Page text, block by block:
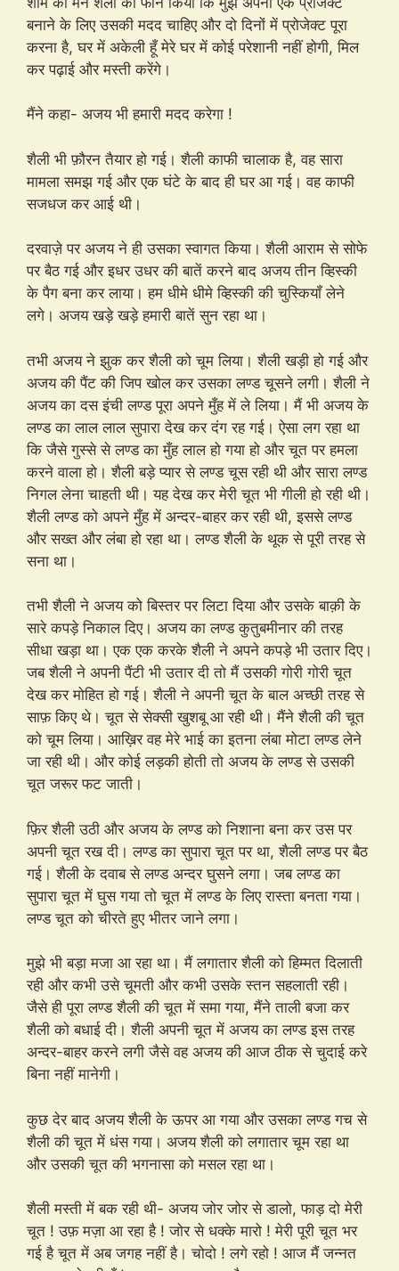
बनाने के लिए उसकी मदद चाहिए और दो दिनों में प्रोजेक्ट पूरा
करना है, घर में अकेली हूँ मेरे घर में कोई परेशानी नहीं होगी, मिल
कर पढ़ाई और मस्ती करेंगे।
मैंने कहा- अजय भी हमारी मदद करेगा !
शैली भी फ़ौरन तैयार हो गई। शैली काफी चालाक है, वह सारा
मामला समझ गई और एक घंटे के बाद ही घर आ गई। वह काफी
सजधज कर आई थी।
दरवाज़े पर अजय ने ही उसका स्वागत किया। शैली आराम से सोफे
पर बैठ गई और इधर उधर की बातें करने बाद अजय तीन व्हिस्की
के पैग बना कर लाया। हम धीमे धीमे व्हिस्की की चुस्कियाँ लेने
लगे। अजय खड़े खड़े हमारी बातें सुन रहा था।
तभी अजय ने झुक कर शैली को चूम लिया। शैली खड़ी हो गई और
अजय की पैंट की जिप खोल कर उसका लण्ड चूसने लगी। शैली ने
अजय का दस इंची लण्ड पूरा अपने मुँह में ले लिया। मैं भी अजय के
लण्ड का लाल लाल सुपारा देख कर दंग रह गई। ऐसा लग रहा था
कि जैसे गुस्से से लण्ड का मुँह लाल हो गया हो और चूत पर हमला
करने वाला हो। शैली बड़े प्यार से लण्ड चूस रही थी और सारा लण्ड
निगल लेना चाहती थी। यह देख कर मेरी चूत भी गीली हो रही थी।
शैली लण्ड को अपने मुँह में अन्दर-बाहर कर रही थी, इससे लण्ड
और सख्त और लंबा हो रहा था। लण्ड शैली के थूक से पूरी तरह से
सना था।
तभी शैली ने अजय को बिस्तर पर लिटा दिया और उसके बाक़ी के
सारे कपड़े निकाल दिए। अजय का लण्ड कुतुबमीनार की तरह
सीधा खड़ा था। एक एक करके शैली ने अपने कपड़े भी उतार दिए।
जब शैली ने अपनी पैंटी भी उतार दी तो मैं उसकी गोरी गोरी चूत
देख कर मोहित हो गई। शैली ने अपनी चूत के बाल अच्छी तरह से
साफ़ किए थे। चूत से सेक्सी खुशबू आ रही थी। मैंने शैली की चूत
को चूम लिया। आख़िर वह मेरे भाई का इतना लंबा मोटा लण्ड लेने
जा रही थी। और कोई लड़की होती तो अजय के लण्ड से उसकी
चूत जरूर फट जाती।
फ़िर शैली उठी और अजय के लण्ड को निशाना बना कर उस पर
अपनी चूत रख दी। लण्ड का सुपारा चूत पर था, शैली लण्ड पर बैठ
गई। शैली के दवाब से लण्ड अन्दर घुसने लगा। जब लण्ड का
सुपारा चूत में घुस गया तो चूत में लण्ड के लिए रास्ता बनता गया।
लण्ड चूत को चीरते हुए भीतर जाने लगा।
मुझे भी बड़ा मजा आ रहा था। मैं लगातार शैली को हिम्मत दिलाती
रही और कभी उसे चूमती और कभी उसके स्तन सहलाती रही।
जैसे ही पूरा लण्ड शैली की चूत में समा गया, मैंने ताली बजा कर
शैली को बधाई दी। शैली अपनी चूत में अजय का लण्ड इस तरह
अन्दर-बाहर करने लगी जैसे वह अजय की आज ठीक से चुदाई करे
बिना नहीं मानेगी।
कुछ देर बाद अजय शैली के ऊपर आ गया और उसका लण्ड गच से
शैली की चूत में धंस गया। अजय शैली को लगातार चूम रहा था
और उसकी चूत की भगनासा को मसल रहा था।
शैली मस्ती में बक रही थी- अजय जोर जोर से डालो, फाड़ दो मेरी
चूत ! उफ़ मज़ा आ रहा है ! जोर से धक्के मारो ! मेरी पूरी चूत भर
गई है चूत में अब जगह नहीं है। चोदो ! लगे रहो ! आज मैं जन्नत